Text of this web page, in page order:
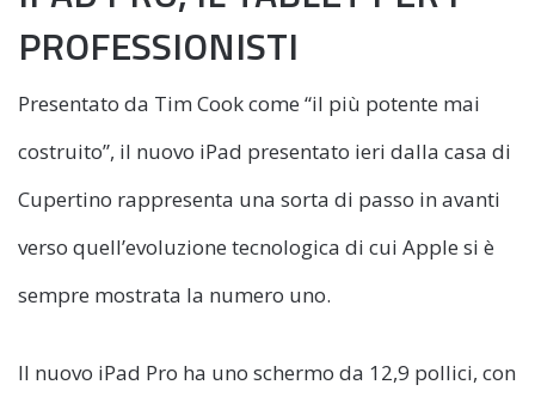
PROFESSIONISTI
Presentato da Tim Cook come “il più potente mai
costruito”, il nuovo iPad presentato ieri dalla casa di
Cupertino rappresenta una sorta di passo in avanti
verso quell’evoluzione tecnologica di cui Apple si è
sempre mostrata la numero uno.
Il nuovo iPad Pro ha uno schermo da 12,9 pollici, con